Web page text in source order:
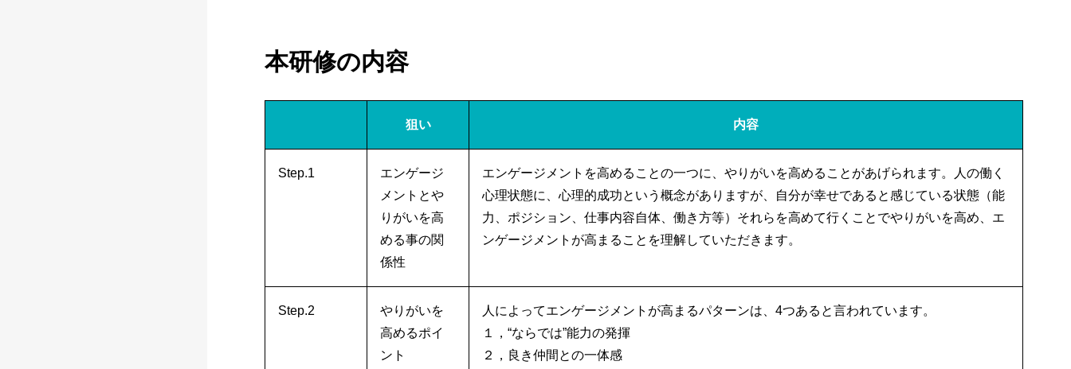
本研修の内容
狙い 内容
Step.1
エンゲージ
メントとや
りがいを高
める事の関
係性
エンゲージメントを高めることの一つに、やりがいを高めることがあげられます。人の働く
心理状態に、心理的成功という概念がありますが、自分が幸せであると感じている状態（能
力、ポジション、仕事内容自体、働き方等）それらを高めて行くことでやりがいを高め、エ
ンゲージメントが高まることを理解していただきます。
Step.2
やりがいを
高めるポイ
ント
人によってエンゲージメントが高まるパターンは、4つあると言われています。
１，“ならでは”能力の発揮
２，良き仲間との一体感